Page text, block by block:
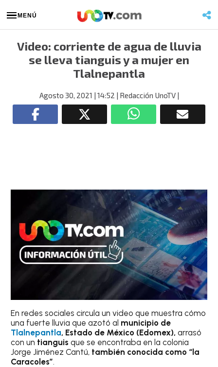
MENÚ
Video: corriente de agua de lluvia
se lleva tianguis y a mujer en
Tlalnepantla
Agosto 30, 2021 | 14:52 | Redacción UnoTV|
En redes sociales circula un video que muestra cómo
una fuerte lluvia que azotó al municipio de
Tlalnepantla, Estado de México (Edomex), arrasó
con un tianguisque se encontraba en la colonia
Jorge Jiménez Cantú, también conocida como “la
Caracoles”.